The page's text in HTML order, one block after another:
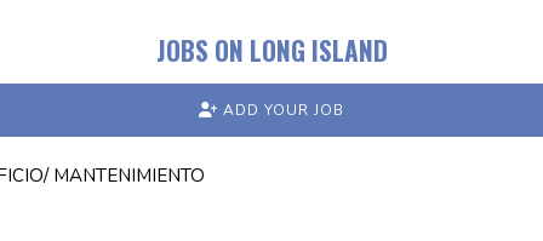
JOBS ON LONG ISLAND
ADD YOUR JOB
MANTENIMIENTO